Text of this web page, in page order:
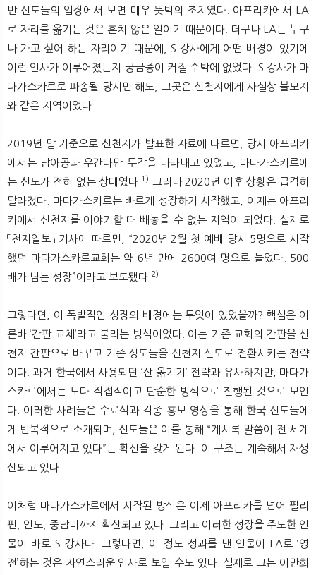
반 신도들의 입장에서 보면 매우 뜻밖의 조치였다. 아프리카에서 LA
로 자리를 옮기는 것은 흔치 않은 일이기 때문이다. 더구나 LA는 누구
나 가고 싶어 하는 자리이기 때문에, S 강사에게 어떤 배경이 있기에
이런 인사가 이루어졌는지 궁금증이 커질 수밖에 없었다. S 강사가 마
다가스카르로 파송될 당시만 해도, 그곳은 신천지에게 사실상 불모지
와 같은 지역이었다.
2019년 말 기준으로 신천지가 발표한 자료에 따르면, 당시 아프리카
에서는 남아공과 우간다만 두각을 나타내고 있었고, 마다가스카르에
는 신도가 전혀 없는 상태였다. 1)
그러나 2020년 이후 상황은 급격히
달라졌다. 마다가스카르는 빠르게 성장하기 시작했고, 이제는 아프리
카에서 신천지를 이야기할 때 빼놓을 수 없는 지역이 되었다. 실제로
「천지일보」 기사에 따르면, “2020년 2월 첫 예배 당시 5명으로 시작
했던 마다가스카르교회는 약 6년 만에 2600여 명으로 늘었다. 500
배가 넘는 성장”이라고 보도됐다. 2)
그렇다면, 이 폭발적인 성장의 배경에는 무엇이 있었을까? 핵심은 이
른바 ‘간판 교체’라고 불리는 방식이었다. 이는 기존 교회의 간판을 신
천지 간판으로 바꾸고 기존 성도들을 신천지 신도로 전환시키는 전략
이다. 과거 한국에서 사용되던 ‘산 옮기기’ 전략과 유사하지만, 마다가
스카르에서는 보다 직접적이고 단순한 방식으로 진행된 것으로 보인
다. 이러한 사례들은 수료식과 각종 홍보 영상을 통해 한국 신도들에
게 반복적으로 소개되며, 신도들은 이를 통해 “계시록 말씀이 전 세계
에서 이루어지고 있다”는 확신을 갖게 된다. 이 구조는 계속해서 재생
산되고 있다.
이처럼 마다가스카르에서 시작된 방식은 이제 아프리카를 넘어 필리
핀, 인도, 중남미까지 확산되고 있다. 그리고 이러한 성장을 주도한 인
물이 바로 S 강사다. 그렇다면, 이 정도 성과를 낸 인물이 LA로 ‘영
전’하는 것은 자연스러운 인사로 보일 수도 있다. 실제로 그는 이만희